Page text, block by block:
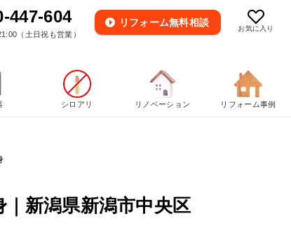
お気に入り
447-604
（土日祝も営業）
リフォーム無料相談
新潟県新潟市中央区
シロアリ リノベーション リフォーム事例